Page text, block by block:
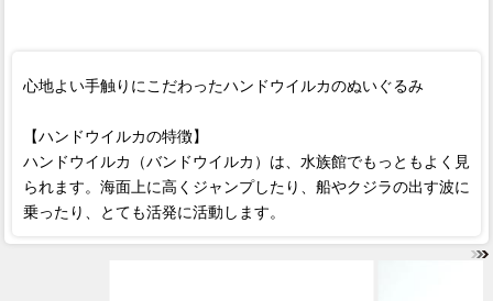
心地よい手触りにこだわったハンドウイルカのぬいぐるみ
【ハンドウイルカの特徴】
ハンドウイルカ（バンドウイルカ）は、水族館でもっともよく見
られます。海面上に高くジャンプしたり、船やクジラの出す波に
乗ったり、とても活発に活動します。